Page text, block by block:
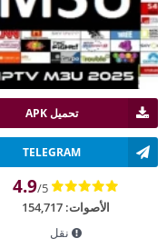
تحميل APK
TELEGRAM
4.9/5
الأصوات:154,717
نقل